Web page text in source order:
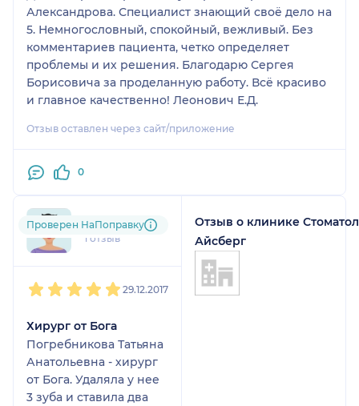
Александрова. Специалист знающий своё дело на
5. Немногословный, спокойный, вежливый. Без
комментариев пациента, четко определяет
проблемы и их решения. Благодарю Сергея
Борисовича за проделанную работу. Всё красиво
и главное качественно! Леонович Е.Д.
Отзыв оставлен через сайт/приложение
0
Лола
1 отзыв
Проверен НаПоправку
29.12.2017
Хирург от Бога
Погребникова Татьяна
Анатольевна - хирург
от Бога. Удаляла у нее
3 зуба и ставила два
Отзыв о клинике
Айсберг